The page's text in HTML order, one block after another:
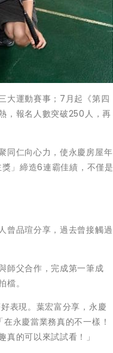
大運動賽事；7月起《第四
，報名人數突破250人，再
同仁向心力，使永慶房屋年
」締造6連霸佳績，不僅是
曾品瑄分享，過去曾接觸過
師父合作，完成第一筆成
。
表現。葉宏富分享，永慶
永慶當業務真的不一樣！
的可以來試試看！」